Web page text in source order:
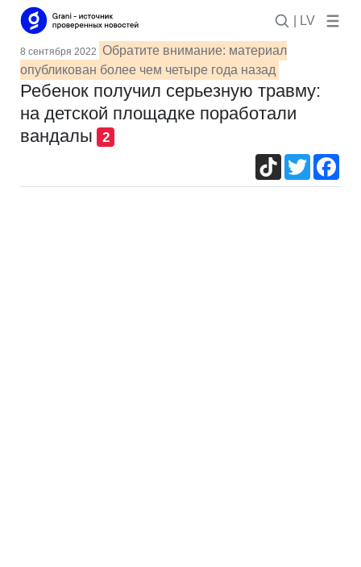
| LV
8 сентября 2022 Обратите внимание: материал
опубликован более чем четыре года назад
Ребенок получил серьезную травму:
на детской площадке поработали
вандалы
2
TikTokTwitter